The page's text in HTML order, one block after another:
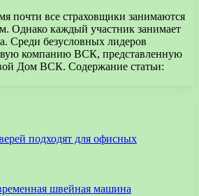
почти все страховщики занимаются
Однако каждый участник занимает
Среди безусловных лидеров
компанию ВСК, представленную
Дом ВСК. Содержание статьи:
подходят для офисных
швейная машина